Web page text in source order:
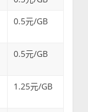
0.5元/GB
0.5元/GB
1.25元/GB